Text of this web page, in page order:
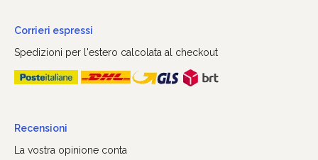
Corrieri espressi
Spedizioni per l'estero calcolata al checkout
Recensioni
La vostra opinione conta